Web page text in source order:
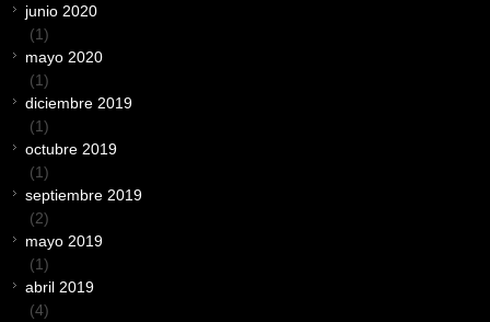
junio 2020
(1)
mayo 2020
(1)
diciembre 2019
(1)
octubre 2019
(1)
septiembre 2019
(2)
mayo 2019
(1)
abril 2019
(4)